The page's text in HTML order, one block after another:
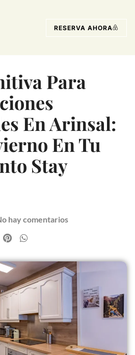
RESERVA AHORA
Para
En Arinsal:
En Tu
Stay
hay comentarios